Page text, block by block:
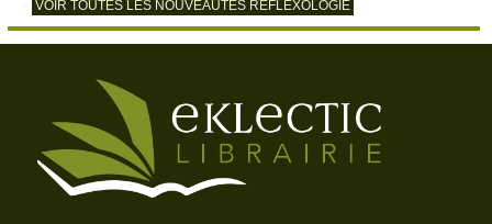
VOIR TOUTES LES NOUVEAUTÉS REFLEXOLOGIE